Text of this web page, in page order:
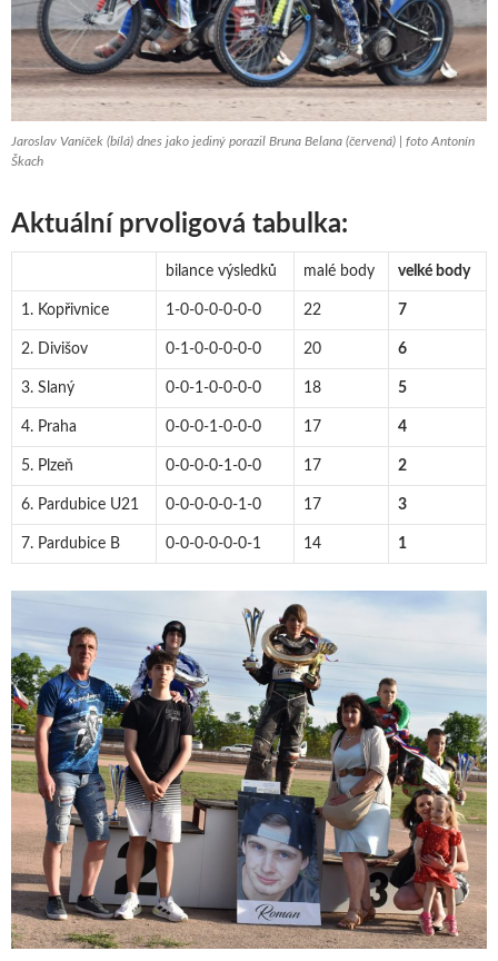
Jaroslav Vaníček (bílá) dnes jako jediný porazil Bruna Belana (červená) | foto Antonín
Škach
Aktuální prvoligová tabulka:
bilance výsledků malé body velké body
1. Kopřivnice 1-0-0-0-0-0-0 22 7
2. Divišov 0-1-0-0-0-0-0 20 6
3. Slaný 0-0-1-0-0-0-0 18 5
4. Praha 0-0-0-1-0-0-0 17 4
5. Plzeň 0-0-0-0-1-0-0 17 2
6. Pardubice U21 0-0-0-0-0-1-0 17 3
7. Pardubice B 0-0-0-0-0-0-1 14 1